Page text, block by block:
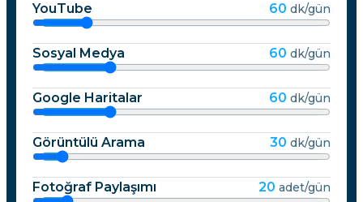
YouTube 60 dk/gün
Sosyal Medya 60 dk/gün
Google Haritalar 60 dk/gün
Görüntülü Arama 30 dk/gün
Fotoğraf Paylaşımı 20 adet/gün